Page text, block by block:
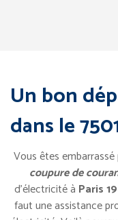
Un bon
dans le
Vous êtes embarrassé
coupure de
d’électricité à Paris
faut une assistance